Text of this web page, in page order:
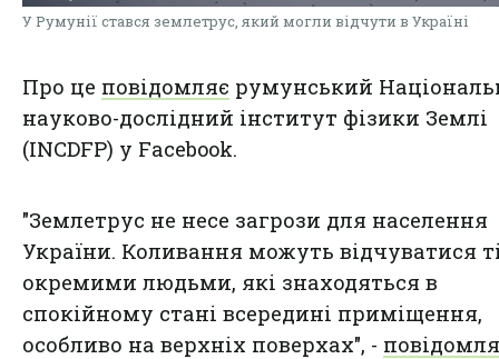
У Румунії стався землетрус, який могли відчути в Україні
Про це повідомляє румунський
науково-дослідний інститут фізики Землі
(INCDFP) у Facebook.
"Землетрус не несе загрози для населення
України. Коливання можуть відчуватися
окремими людьми, які знаходяться в
спокійному стані всередині приміщення,
особливо на верхніх поверхах", -